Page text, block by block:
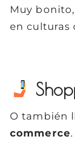
Muy
en culturas
O también
commerce.